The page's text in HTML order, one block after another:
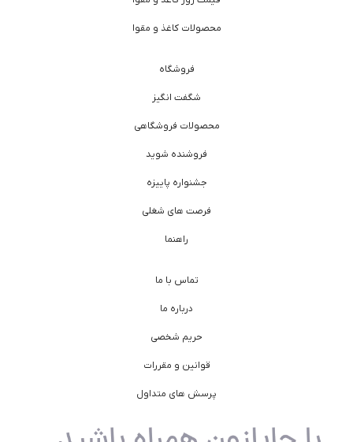
محصولات کاغذ و مقوا
فروشگاه
شگفت انگیز
محصولات فروشگاهی
فروشنده شوید
جشنواره پاییزه
فرصت های شغلی
راهنما
تماس با ما
درباره ما
حریم شخصی
قوانین و مقررات
پرسش های متداول